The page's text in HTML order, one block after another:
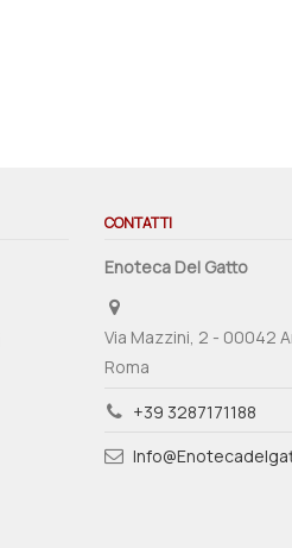
CONTATTI
Enoteca Del Gatto
Via Mazzini, 2 - 00042
Roma
+39 3287171188